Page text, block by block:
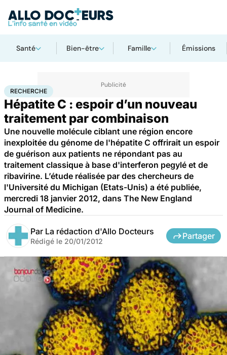
Santé Bien-être Famille Émissions
AccueilSantéMaladies Recherche
RECHERCHE
Hépatite C : espoir d’un nouveau
traitement par combinaison
Une nouvelle molécule ciblant une région encore
inexploitée du génome de l'hépatite C offrirait un espoir
de guérison aux patients ne répondant pas au
traitement classique à base d'interferon pegylé et de
ribavirine. L’étude réalisée par des chercheurs de
l'Université du Michigan (Etats-Unis) a été publiée,
mercredi 18 janvier 2012, dans The New England
Journal of Medicine.
Par La rédaction d'Allo Docteurs
Rédigé le 20/01/2012
Partager